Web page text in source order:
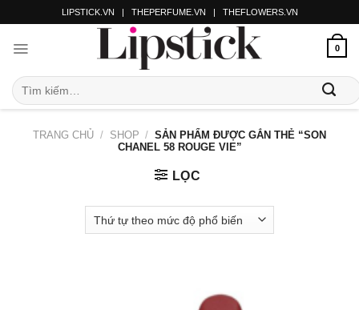
LIPSTICK.VN | THEPERFUME.VN | THEFLOWERS.VN
0
TRANG CHỦ / SHOP / SẢN PHẨM ĐƯỢC GẮN THẺ “SON
CHANEL 58 ROUGE VIE”
LỌC